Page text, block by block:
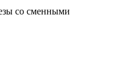
со сменными